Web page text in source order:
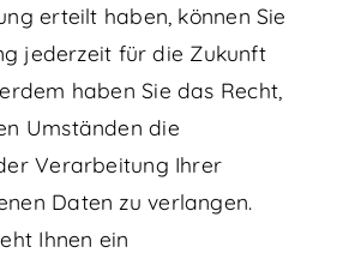
erteilt haben, können Sie
jederzeit für die Zukunft
haben Sie das Recht,
Umständen die
Verarbeitung Ihrer
Daten zu verlangen.
Ihnen ein